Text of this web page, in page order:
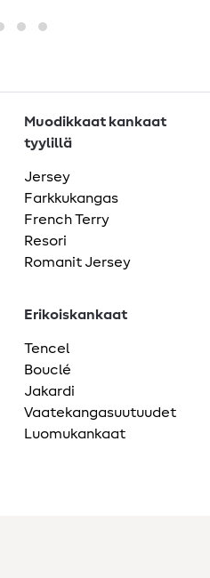
Muodikkaat kankaat
tyylillä
Jersey
Farkkukangas
French Terry
Resori
Romanit Jersey
Erikoiskankaat
Tencel
Bouclé
Jakardi
Vaatekangasuutuudet
Luomukankaat